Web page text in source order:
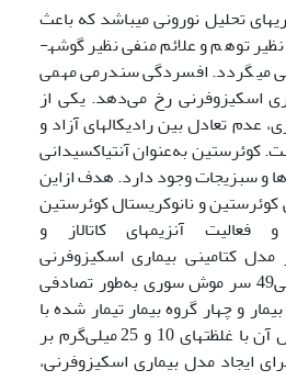
تحلیل نورونی می‏باشد که باعث
بروز علائم مثبت رفتاری نظیر توهم و علائم منفی نظیر گوشه­
می­گردد. افسردگی سندرمی مهمی
اسکیزوفرنی رخ می‌دهد. یکی از
عدم تعادل بین رادیکال­های آزاد و
کوئرستین به‌عنوان آنتی­اکسیدانی
و سبزیجات وجود دارد. هدف ازاین
کوئرستین و نانوکریستال کوئرستین
فعالیت آنزیم‏های کاتالاز و
کتامینی بیماری اسکیزوفرنی
است. دراین مطالعه تجربی49 سر موش سوری به‌طور تصادفی
و چهار گروه بیمار تیمار شده با
کوئرستین و نانوکریستال آن با غلظت­های 10 و 25 میلی‌گرم بر
ایجاد مدل بیماری اسکیزوفرنی،